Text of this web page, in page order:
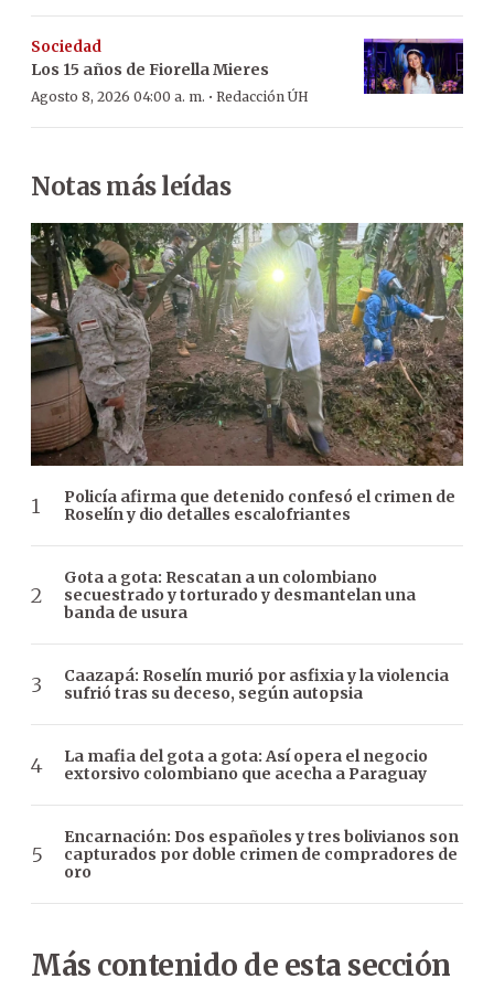
Sociedad
Los 15 años de Fiorella Mieres
Agosto 8, 2026 04:00 a. m. · Redacción ÚH
Notas más leídas
Policía afirma que detenido confesó el crimen de
Roselín y dio detalles escalofriantes
Gota a gota: Rescatan a un colombiano
secuestrado y torturado y desmantelan una
banda de usura
Caazapá: Roselín murió por asfixia y la violencia
sufrió tras su deceso, según autopsia
La mafia del gota a gota: Así opera el negocio
extorsivo colombiano que acecha a Paraguay
Encarnación: Dos españoles y tres bolivianos son
capturados por doble crimen de compradores de
oro
Más contenido de esta sección